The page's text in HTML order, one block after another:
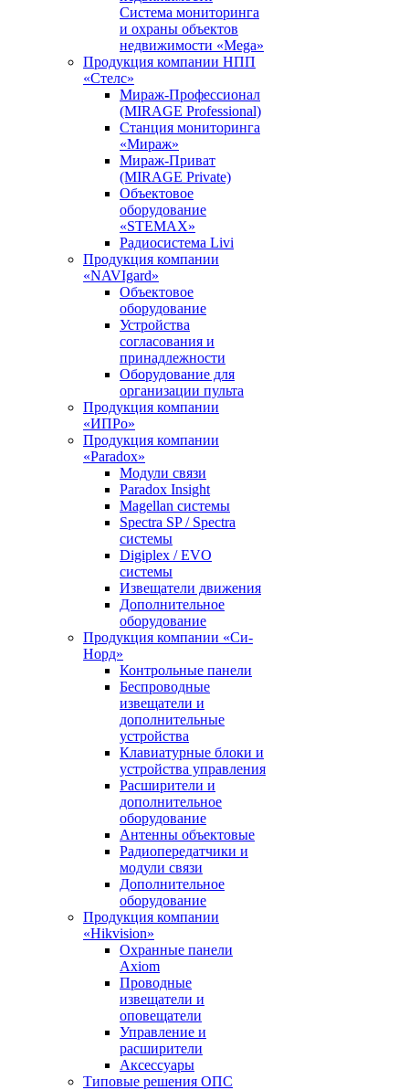
Система мониторинга
и охраны объектов
недвижимости «Mega»
Продукция компании НПП
«Стелс»
Мираж-Профессионал
(MIRAGE Professional)
Станция мониторинга
«Мираж»
Мираж-Приват
(MIRAGE Private)
Объектовое
оборудование
«STEMAX»
Радиосистема Livi
Продукция компании
«NAVIgard»
Объектовое
оборудование
Устройства
согласования и
принадлежности
Оборудование для
организации пульта
Продукция компании
«ИПРо»
Продукция компании
«Paradox»
Модули связи
Paradox Insight
Magellan системы
Spectra SP / Spectra
системы
Digiplex / EVO
системы
Извещатели движения
Дополнительное
оборудование
Продукция компании «Си-
Норд»
Контрольные панели
Беспроводные
извещатели и
дополнительные
устройства
Клавиатурные блоки и
устройства управления
Расширители и
дополнительное
оборудование
Антенны объектовые
Радиопередатчики и
модули связи
Дополнительное
оборудование
Продукция компании
«Hikvision»
Охранные панели
Axiom
Проводные
извещатели и
оповещатели
Управление и
расширители
Аксессуары
Типовые решения ОПС